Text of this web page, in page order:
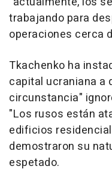
trabajando para
operaciones cerca
Tkachenko ha
capital ucraniana a
circunstancia"
"Los rusos están
edificios
demostraron su
espetado.